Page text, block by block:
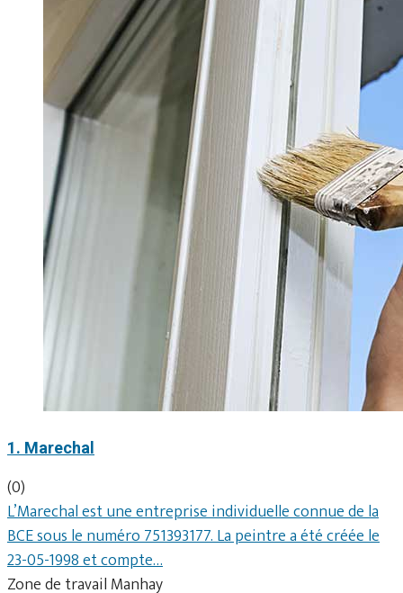
1. Marechal
(0)
L’Marechal est une entreprise individuelle connue de la
BCE sous le numéro 751393177. La peintre a été créée le
23-05-1998 et compte…
Zone de travail Manhay